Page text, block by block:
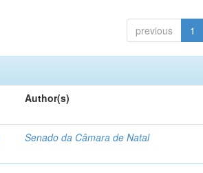
previous 1
Author(s)
Senado da Câmara de Natal